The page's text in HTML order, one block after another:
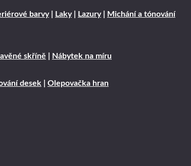
barvy| Laky| Lazury|
Michání a tónování
skříně Nábytek na míru
desek Olepovačka hran